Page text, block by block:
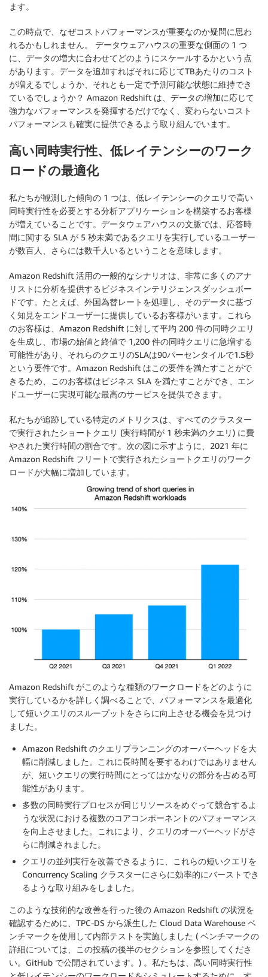
ます。
この時点で、なぜコストパフォーマンスが重要なのか疑問に思わ
れるかもしれません。 データウェアハウスの重要な側面の 1 つ
に、データの増大に合わせてどのようにスケールするかという点
があります。データを追加すればそれに応じてTBあたりのコスト
が増えるでしょうか、それとも一定で予測可能な状態に維持でき
ているでしょうか？ Amazon Redshift は、データの増加に応じて
強力なパフォーマンスを発揮するだけでなく、変わらないコスト
パフォーマンスも確実に提供できるよう取り組んでいます。
高い同時実行性、低レイテンシーのワーク
ロードの最適化
私たちが観測した傾向の 1 つは、低レイテンシーのクエリで高い
同時実行性を必要とする分析アプリケーションを構築するお客様
が増えていることです。データウェアハウスの文脈では、応答時
間に関する SLA が 5 秒未満であるクエリを実行しているユーザー
が数百人、さらには数千人いるということを意味します。
Amazon Redshift 活用の一般的なシナリオは、非常に多くのアナ
リストに分析を提供するビジネスインテリジェンスダッシュボー
ドです。たとえば、外国為替レートを処理し、そのデータに基づ
く知見をエンドユーザーに提供しているお客様がいます。これら
のお客様は、Amazon Redshift に対して平均 200 件の同時クエリ
を生成し、市場の始値と終値で 1,200 件の同時クエリに急増する
可能性があり、それらのクエリのSLAは90パーセンタイルで1.5秒
という要件です。Amazon Redshift はこの要件を満たすことがで
きるため、このお客様はビジネス SLA を満たすことができ、エン
ドユーザーに実現可能な最高のサービスを提供できます。
私たちが追跡している特定のメトリクスは、すべてのクラスター
で実行されたショートクエリ (実行時間が 1 秒未満のクエリ) に費
やされた実行時間の割合です。次の図に示すように、2021 年に
Amazon Redshift フリートで実行されたショートクエリのワーク
ロードが大幅に増加しています。
Amazon Redshift がこのような種類のワークロードをどのように
実行しているかを詳しく調べることで、パフォーマンスを最適化
して短いクエリのスループットをさらに向上させる機会を見つけ
ました。
Amazon Redshift のクエリプランニングのオーバーヘッドを大
幅に削減しました。これに長時間を要するわけではありません
が、短いクエリの実行時間にとってはかなりの部分を占める可
能性があります。
多数の同時実行プロセスが同じリソースをめぐって競合するよ
うな状況における複数のコアコンポーネントのパフォーマンス
を向上させました。これにより、クエリのオーバーヘッドがさ
らに削減されました。
クエリの並列実行を改善できるように、これらの短いクエリを
Concurrency Scaling クラスターにさらに効率的にバーストでき
るような取り組みをしました。
このような技術的な改善を行った後の Amazon Redshift の状況を
確認するために、TPC-DS から派生した Cloud Data Warehouse ベ
ンチマークを使用して内部テストを実施しました ( ベンチマークの
詳細については、この投稿の後半のセクションを参照してくださ
い。GitHub で公開されています。) 。私たちは、高い同時実行性